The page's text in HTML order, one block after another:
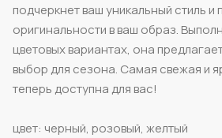
подчеркнет ваш уникальный стиль и
оригинальности в ваш образ.
цветовых вариантах, она
выбор для сезона. Самая свежая и
теперь доступна для вас!
цвет: черный, розовый, желтый